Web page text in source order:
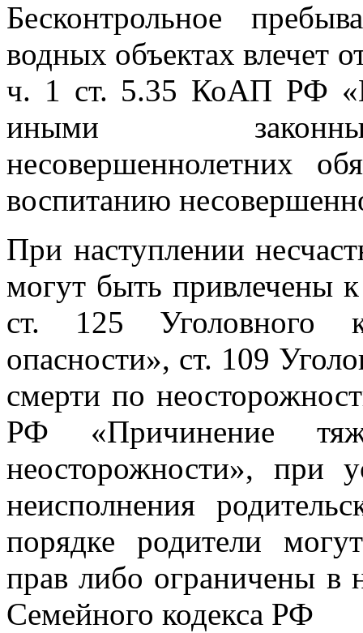
Бесконтрольное
водных объектах влечет
ч. 1 ст. 5.35 КоАП РФ
иными
несовершеннолетних
воспитанию
При наступлении
могут быть привлечены
ст. 125 Уголовного
опасности», ст. 109
смерти по
РФ «Причинение
неосторожности», при
неисполнения
порядке родители
прав либо ограничены в
Семейного кодекса РФ